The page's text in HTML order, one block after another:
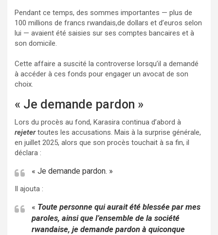
Pendant ce temps, des sommes importantes — plus de
100 millions de francs rwandais,de dollars et d’euros selon
lui — avaient été saisies sur ses comptes bancaires et à
son domicile.
Cette affaire a suscité la controverse lorsqu’il a demandé
à accéder à ces fonds pour engager un avocat de son
choix.
« Je demande pardon »
Lors du procès au fond, Karasira continua d’abord à
rejetertoutes les accusations. Mais à la surprise générale,
en juillet 2025, alors que son procès touchait à sa fin, il
déclara :
« Je demande pardon. »
Il ajouta :
« Toute personne qui aurait été blessée par mes
paroles, ainsi que l’ensemble de la société
rwandaise, je demande pardon à quiconque